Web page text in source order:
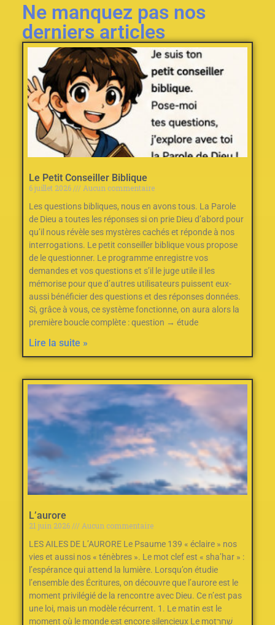
Ne manquez pas nos
derniers articles
Le Petit Conseiller Biblique
6 juillet 2026
Aucun commentaire
Les questions bibliques, nous en avons tous. La Parole
de Dieu a toutes les réponses si on prie Dieu d’abord pour
qu’il nous révèle ses mystères cachés et réponde à nos
interrogations. Le petit conseiller biblique vous propose
de le questionner. Le programme enregistre vos
demandes et vos questions et s’il le juge utile il les
mémorise pour que d’autres utilisateurs puissent eux-
aussi bénéficier des questions et des réponses données.
Si, grâce à vous, ce système fonctionne, on aura alors la
première boucle complète : question → étude
Lire la suite »
L’aurore
21 juin 2026
Aucun commentaire
LES AILES DE L’AURORE Le Psaume 139
vies et aussi nos‭ ‬«‮ ‬ténèbres‮ ‬»‭.‬ Le mot clef est «‭ ‬sha’har‮ ‬»‭ :
‬l’espérance qui attend la lumière. Lorsqu’on étudie
l’ensemble des Écritures‭, ‬on découvre que l’aurore est le
moment privilégié de la rencontre avec Dieu‭.‬ Ce n’est pas
une loi‭, ‬mais un modèle récurrent‭.‬ 1‭. ‬Le matin est le
moment où le monde est encore silencieux Le mot‭ ‬שַׁחַר‭